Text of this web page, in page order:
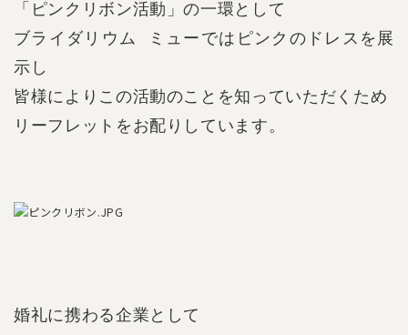
「ピンクリボン活動」の一環として
ブライダリウム ミューではピンクのドレスを展
示し
皆様によりこの活動のことを知っていただくため
リーフレットをお配りしています。
婚礼に携わる企業として